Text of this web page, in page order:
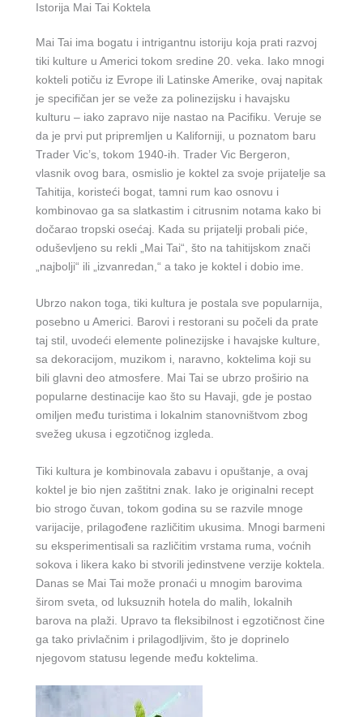
Istorija Mai Tai Koktela
Mai Tai ima bogatu i intrigantnu istoriju koja prati razvoj
tiki kulture u Americi tokom sredine 20. veka. Iako mnogi
kokteli potiču iz Evrope ili Latinske Amerike, ovaj napitak
je specifičan jer se veže za polinezijsku i havajsku
kulturu – iako zapravo nije nastao na Pacifiku. Veruje se
da je prvi put pripremljen u Kaliforniji, u poznatom baru
Trader Vic’s, tokom 1940-ih. Trader Vic Bergeron,
vlasnik ovog bara, osmislio je koktel za svoje prijatelje sa
Tahitija, koristeći bogat, tamni rum kao osnovu i
kombinovao ga sa slatkastim i citrusnim notama kako bi
dočarao tropski osećaj. Kada su prijatelji probali piće,
oduševljeno su rekli „Mai Tai“, što na tahitijskom znači
„najbolji“ ili „izvanredan,“ a tako je koktel i dobio ime.
Ubrzo nakon toga, tiki kultura je postala sve popularnija,
posebno u Americi. Barovi i restorani su počeli da prate
taj stil, uvodeći elemente polinezijske i havajske kulture,
sa dekoracijom, muzikom i, naravno, koktelima koji su
bili glavni deo atmosfere. Mai Tai se ubrzo proširio na
popularne destinacije kao što su Havaji, gde je postao
omiljen među turistima i lokalnim stanovništvom zbog
svežeg ukusa i egzotičnog izgleda.
Tiki kultura je kombinovala zabavu i opuštanje, a ovaj
koktel je bio njen zaštitni znak. Iako je originalni recept
bio strogo čuvan, tokom godina su se razvile mnoge
varijacije, prilagođene različitim ukusima. Mnogi barmeni
su eksperimentisali sa različitim vrstama ruma, voćnih
sokova i likera kako bi stvorili jedinstvene verzije koktela.
Danas se Mai Tai može pronaći u mnogim barovima
širom sveta, od luksuznih hotela do malih, lokalnih
barova na plaži. Upravo ta fleksibilnost i egzotičnost čine
ga tako privlačnim i prilagodljivim, što je doprinelo
njegovom statusu legende među koktelima.